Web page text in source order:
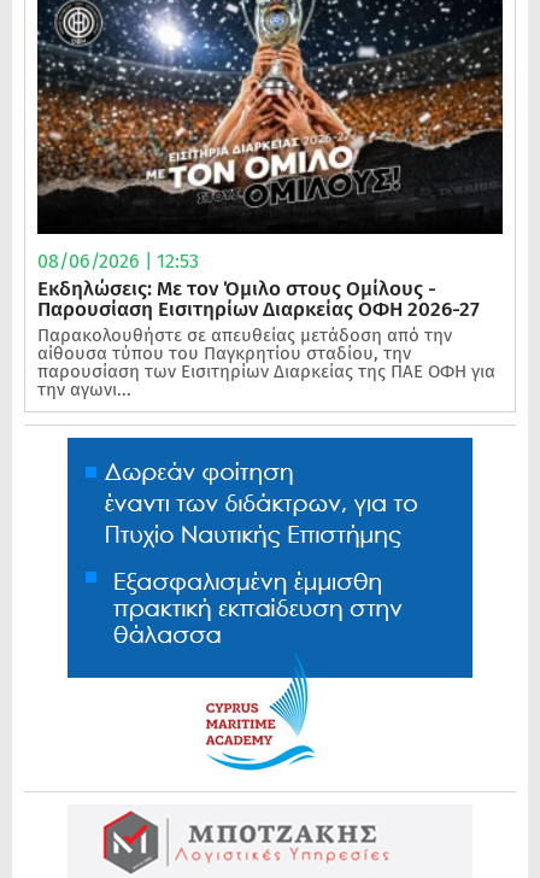
08/06/2026 | 12:53
Εκδηλώσεις: Με τον Όμιλο στους Ομίλους -
Παρουσίαση Εισιτηρίων Διαρκείας ΟΦΗ 2026-27
Παρακολουθήστε σε απευθείας μετάδοση από την
αίθουσα τύπου του Παγκρητίου σταδίου, την
παρουσίαση των Εισιτηρίων Διαρκείας της ΠΑΕ ΟΦΗ για
την αγωνι...